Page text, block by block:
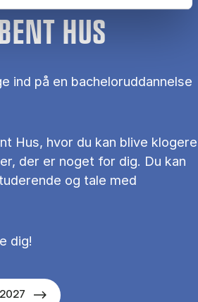
HUS
ind på en bacheloruddannelse
Hus, hvor du kan blive klogere
der er noget for dig. Du kan
og tale med
dig!